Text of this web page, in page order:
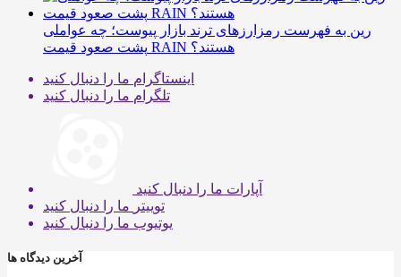
رین به فهرست رمزارزهای ترند بازار پیوست؛ چه عواملی
پشت صعود قیمت RAIN هستند؟
اینستاگرام ما را دنبال کنید
تلگرام ما را دنبال کنید
آپارات ما را دنبال کنید
توییتر ما را دنبال کنید
یوتیوب ما را دنبال کنید
آخرین دیدگاه ها